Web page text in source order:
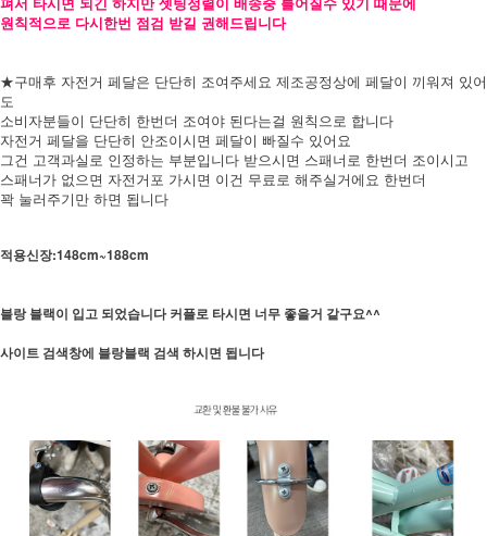
원칙적으로 다시한번 점검 받길 권해드립니다
★구매후 자전거 페달은 단단히 조여주세요 제조공정상에 페달이 끼워져 있어
도
소비자분들이 단단히 한번더 조여야 된다는걸 원칙으로 합니다
자전거 페달을 단단히 안조이시면 페달이 빠질수 있어요
그건 고객과실로 인정하는 부분입니다 받으시면 스패너로 한번더 조이시고
스패너가 없으면 자전거포 가시면 이건 무료로 해주실거에요 한번더
꽉 눌러주기만 하면 됩니다
적용신장:148cm~188cm
블랑 블랙이 입고 되었습니다 커플로 타시면 너무 좋을거 같구요^^
사이트 검색창에 블랑블랙 검색 하시면 됩니다